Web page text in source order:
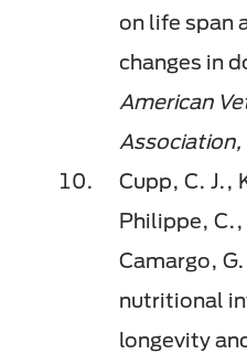
on life span
changes in
American
Cupp, C. J.,
Philippe,
Camargo,
nutritional
longevity